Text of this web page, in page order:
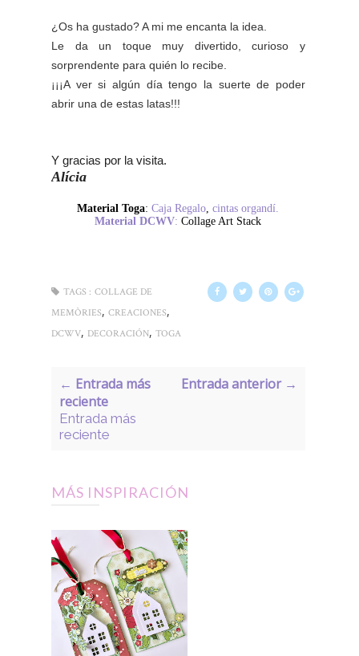
¿Os ha gustado? A mi me encanta la idea.
Le da un toque muy divertido, curioso y
sorprendente para quién lo recibe.
¡¡¡A ver si algún día tengo la suerte de poder
abrir una de estas latas!!!
Y gracias por la visita.
Alícia
Material Toga:Caja Regalo ,cintas organdí.
Material DCWV:Collage Art Stack
TAGS : COLLAGE DE
MEMÒRIES, CREACIONES,
DCWV, DECORACIÓN, TOGA
← Entrada más
reciente
Entrada más
reciente
Entrada anterior →
MÁS INSPIRACIÓN